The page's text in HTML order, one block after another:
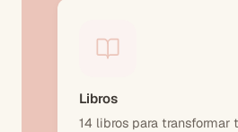
Libros
14 libros para transformar